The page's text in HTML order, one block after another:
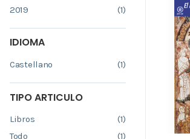
2019 (1)
IDIOMA
Castellano (1)
TIPO ARTICULO
Libros
(1)
Todo
(1)